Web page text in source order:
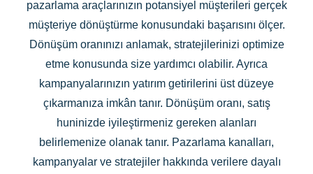
pazarlama araçlarınızın potansiyel müşterileri gerçek
müşteriye dönüştürme konusundaki başarısını ölçer.
Dönüşüm oranınızı anlamak, stratejilerinizi optimize
etme konusunda size yardımcı olabilir. Ayrıca
kampanyalarınızın yatırım getirilerini üst düzeye
çıkarmanıza imkân tanır. Dönüşüm oranı, satış
huninizde iyileştirmeniz gereken alanları
belirlemenize olanak tanır. Pazarlama kanalları,
kampanyalar ve stratejiler hakkında verilere dayalı